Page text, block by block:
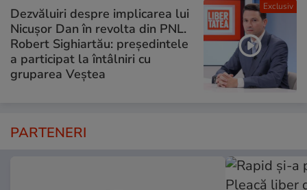
Exclusiv
Dezvăluiri despre implicarea lui
Nicușor Dan în revolta din PNL.
Robert Sighiartău: președintele
a participat la întâlniri cu
gruparea Veștea
PARTENERI